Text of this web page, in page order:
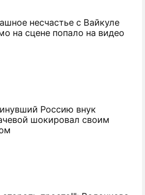
несчастье с Вайкуле
на сцене попало на видео
Россию внук
шокировал своим